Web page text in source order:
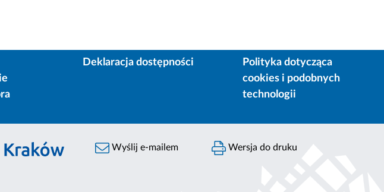
Deklaracja dostępności
Polityka dotycząca
cookies i podobnych
technologii
Wyślij e-mailem Wersja do druku